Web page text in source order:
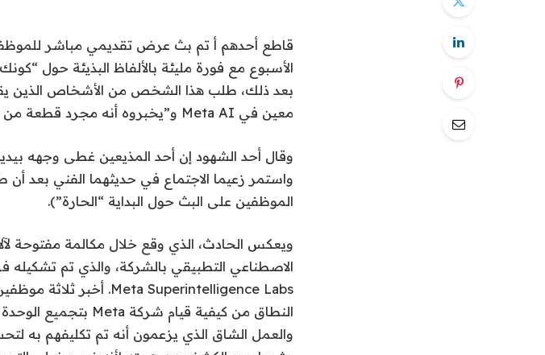
قاطع أحدهم أ
بعد ذلك، طلب هذا الشخص من الأشخاص الذين
معين في Meta AI و”يخبروه أنه مجرد قطعة من الهراء”.
وقال أحد الشهود إن أحد المذيعين غطى وجهه
واستمر زعيما الاجتماع في حديثهما الفني بعد
الموظفين على البث حول البداية “الحارة”).
ويعكس الحادث، الذي وقع خلال مكالمة مفتوحة
الاصطناعي التطبيقي بالشركة، والذي تم
والعمل الشاق الذي يزعمون أنه تم تكليفهم به